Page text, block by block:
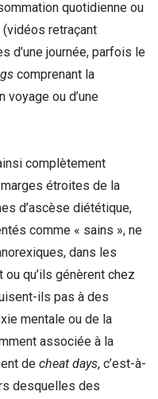
quotidienne ou
(vidéos retraçant
d’une journée, parfois le
comprenant la
voyage ou d’une
complètement
étroites de la
d’ascèse diététique,
comme « sains », ne
dans les
qu’ils génèrent chez
ils pas à des
mentale ou de la
associée à la
de cheat days, c’est-à-
desquelles des